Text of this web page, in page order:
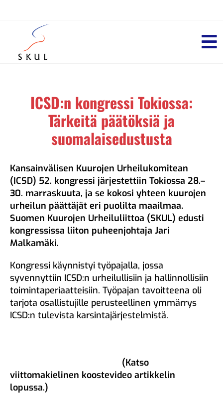
ICSD:n kongressi Tokiossa:
Tärkeitä päätöksiä ja
suomalaisedustusta
Kansainvälisen Kuurojen Urheilukomitean
(ICSD) 52. kongressi järjestettiin Tokiossa 28.–
30. marraskuuta, ja se kokosi yhteen kuurojen
urheilun päättäjät eri puolilta maailmaa.
Suomen Kuurojen Urheiluliittoa (SKUL) edusti
kongressissa liiton puheenjohtaja Jari
Malkamäki.
Kongressi käynnistyi työpajalla, jossa
syvennyttiin ICSD:n urheilullisiin ja hallinnollisiin
toimintaperiaatteisiin. Työpajan tavoitteena oli
tarjota osallistujille perusteellinen ymmärrys
ICSD:n tulevista karsintajärjestelmistä.
(Katso
viittomakielinen koostevideo artikkelin
lopussa.)